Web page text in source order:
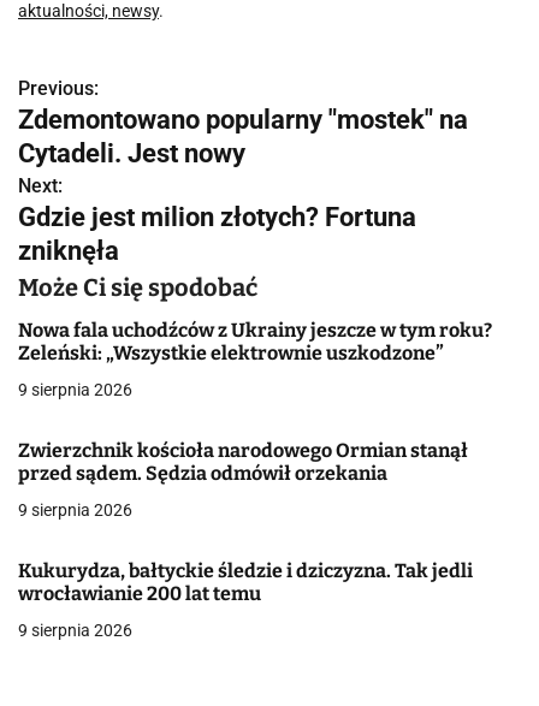
aktualności, newsy.
N
a
w
i
g
a
c
a
w
i
s
Previous:
Zdemontowano popularny "mostek" na
Cytadeli. Jest nowy
Next:
Gdzie jest milion złotych? Fortuna
zniknęła
Może Ci się spodobać
Nowa fala uchodźców z Ukrainy jeszcze w tym roku?
Zeleński: „Wszystkie elektrownie uszkodzone”
9 sierpnia 2026
Zwierzchnik kościoła narodowego Ormian stanął
przed sądem. Sędzia odmówił orzekania
9 sierpnia 2026
Kukurydza, bałtyckie śledzie i dziczyzna. Tak jedli
wrocławianie 200 lat temu
9 sierpnia 2026